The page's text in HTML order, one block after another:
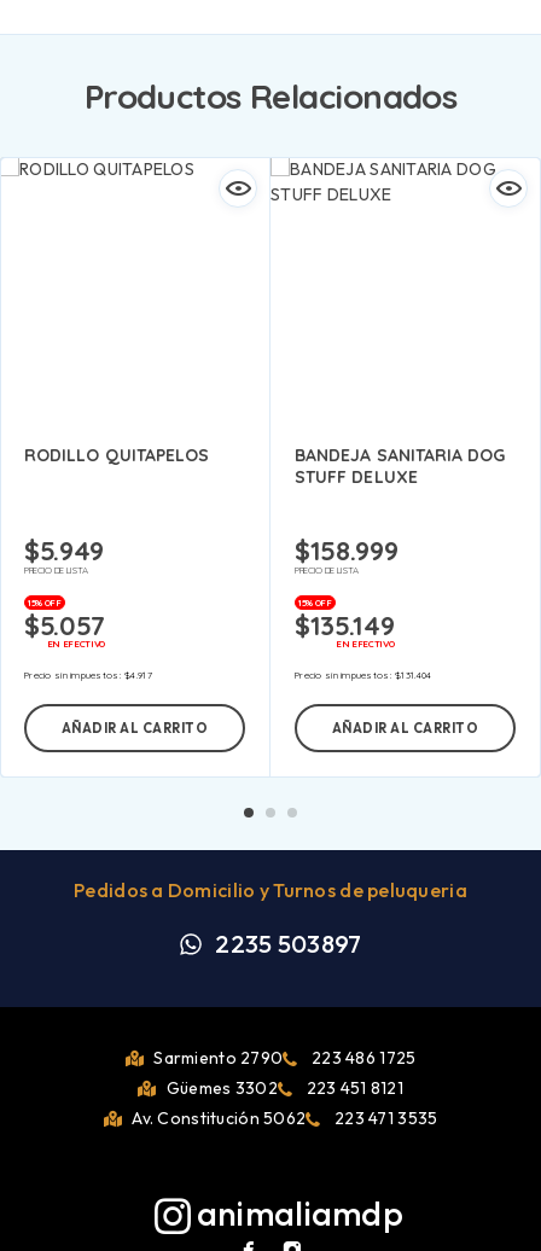
Productos Relacionados
RODILLO QUITAPELOS
$5.949
PRECIO DE LISTA
15% OFF
$5.057
EN EFECTIVO
Precio sin impuestos:$4.917
AÑADIR AL CARRITO
BANDEJA SANITARIA DOG
STUFF DELUXE
$158.999
PRECIO DE LISTA
15% OFF
$135.149
EN EFECTIVO
Precio sin impuestos:$131.404
AÑADIR AL CARRITO
Pedidos a Domicilio y Turnos de peluqueria
2235 503897
Sarmiento 2790
223 486 1725
Güemes 3302
223 451 8121
Av. Constitución 5062
223 471 3535
animaliamdp